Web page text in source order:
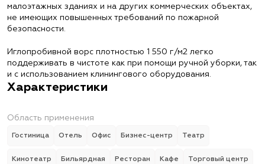
малоэтажных зданиях и на других коммерческих объектах,
не имеющих повышенных требований по пожарной
безопасности.
Иглопробивной ворс плотностью 1 550 г/м2 легко
поддерживать в чистоте как при помощи ручной уборки, так
и с использованием клинингового оборудования.
Характеристики
Область применения
Гостиница Отель Офис Бизнес-центр Театр
Кинотеатр Бильярдная Ресторан Кафе Торговый центр